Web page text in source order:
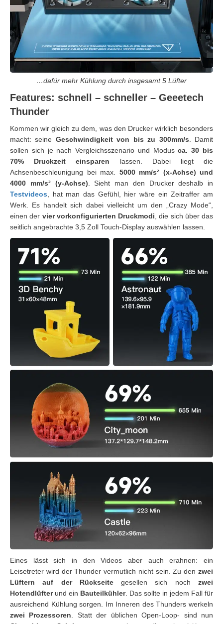
…dafür mehr Kühlung durch insgesamt 5 Lüfter
Features: schnell – schneller – Geeetech
Thunder
Kommen wir gleich zu dem, was den Drucker wirklich besonders
macht: seine Geschwindigkeit von bis zu 300mm/s . Damit
sollen sich je nach Vergleichsszenario und Modusca. 30 bis
70% Druckzeit einsparen lassen. Dabei liegt die
Achsenbeschleunigung bei max. 5000 mm/s² (x-Achse) und
4000 mm/s² (y-Achse) . Sieht man den Drucker deshalb in
Testvideos , hat man das Gefühl, hier wäre ein Zeitraffer am
Werk. Es handelt sich dabei vielleicht um den „Crazy Mode“,
einen der vier vorkonfigurierten Druckmodi , die sich über das
seitlich angebrachte 3,5 Zoll Touch-Display auswählen lassen.
Eines lässt sich in den Videos aber auch erahnen: ein
Leisetreter wird der Thunder vermutlich nicht sein. Zu den zwei
Lüftern
auf der Rückseitegesellen sich nochzwei
Hotendlüfterund ein Bauteilkühler. Das sollte in jedem Fall für
ausreichend Kühlung sorgen. Im Inneren des Thunders werkeln
zwei Prozessoren . Statt der üblichen Open-Loop- sind nun